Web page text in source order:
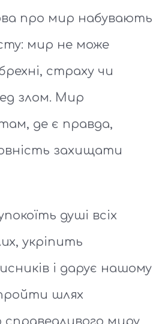
про мир набувають
мир не може
страху чи
злом. Мир
де є правда,
захищати
душі всіх
укріпить
і дарує нашому
шлях